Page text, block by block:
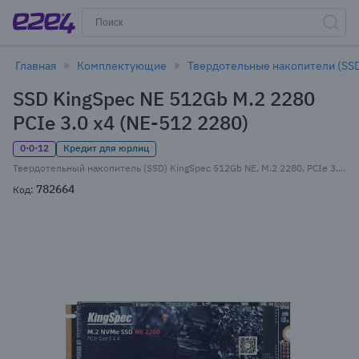
Главная Комплектующие Твердотельные накопители
SSD KingSpec NE 512Gb M.2 2280
PCIe 3.0 x4 (NE-512 2280)
0·0·12
Кредит для юрлиц
Твердотельный накопитель (SSD) KingSpec 512Gb NE, M.2 2280, PCIe 3.0 x4, NVMe (NE-512 2280)
Код: 782664